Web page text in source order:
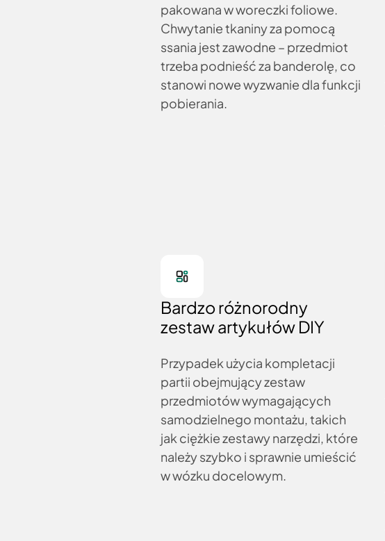
pakowana w woreczki foliowe.
Chwytanie tkaniny za pomocą
ssania jest zawodne – przedmiot
trzeba podnieść za banderolę, co
stanowi nowe wyzwanie dla funkcji
pobierania.
Bardzo różnorodny
zestaw artykułów DIY
Przypadek użycia kompletacji
partii obejmujący zestaw
przedmiotów wymagających
samodzielnego montażu, takich
jak ciężkie zestawy narzędzi, które
należy szybko i sprawnie umieścić
w wózku docelowym.